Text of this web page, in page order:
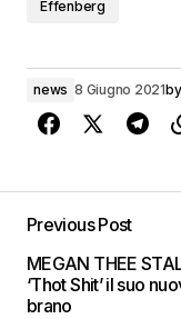
Effenberg
news 8 Giugno 2021by
Previous Post
MEGAN THEE
‘Thot Shit’ il suo
brano